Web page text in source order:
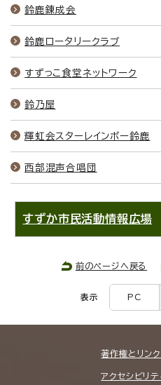
鈴鹿錬成会
鈴鹿ロータリークラブ
すずっこ食堂ネットワーク
鈴乃屋
輝虹会スターレインボー鈴鹿
西部混声合唱団
すずか市民活動情報広場
前のページへ戻る
表示 PC
著作権とリンク
アクセシビリ